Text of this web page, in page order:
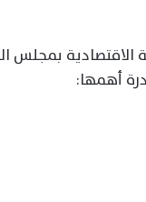
الاقتصادية بمجلس
أهمها: